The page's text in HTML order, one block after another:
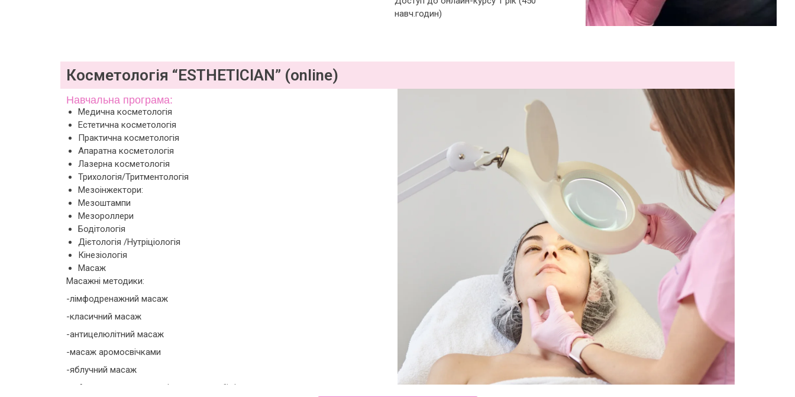
навч.годин)
Косметологія “ESTHETICIAN” (online)
Навчальна програма:
Медична косметологія
Естетична косметологія
Практична косметологія
Апаратна косметологія
Лазерна косметологія
Трихологія/Тритментологія
Мезоінжектори:
Мезоштампи
Мезороллери
Бодітологія
Дієтологія /Нутріціологія
Кінезіологія
Масаж
Масажні методики:
-лімфодренажний масаж
-класичний масаж
-антицелюлітний масаж
-масаж аромосвічками
-яблучний масаж
Апаратна косметологія для корекції тіла.